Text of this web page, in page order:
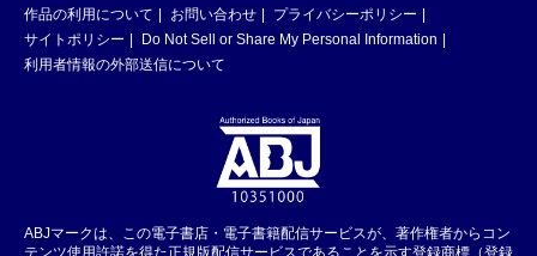
作品の利用について
お問い合わせ
プライバシーポリシー
サイトポリシー
Do Not Sell or Share My Personal Information
利用者情報の外部送信について
ABJマークは、この電子書店・電子書籍配信サービスが、著作権者からコン